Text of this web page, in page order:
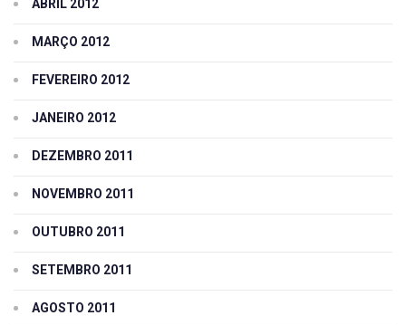
ABRIL 2012
MARÇO 2012
FEVEREIRO 2012
JANEIRO 2012
DEZEMBRO 2011
NOVEMBRO 2011
OUTUBRO 2011
SETEMBRO 2011
AGOSTO 2011